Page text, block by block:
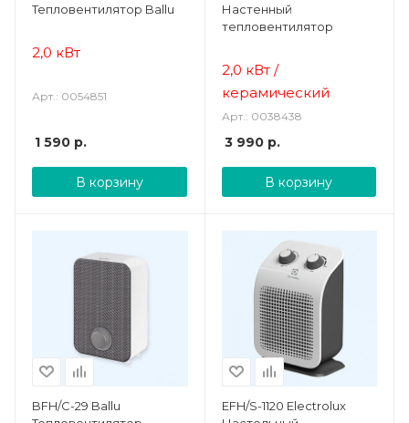
Тепловентилятор Ballu
2,0 кВт
Арт.: 0054851
1 590 р.
В корзину
Настенный
тепловентилятор
2,0 кВт /
керамический
Арт.: 0038438
3 990р.
В корзину
BFH/С-29 Ballu
EFH/S-1120 Electrolux